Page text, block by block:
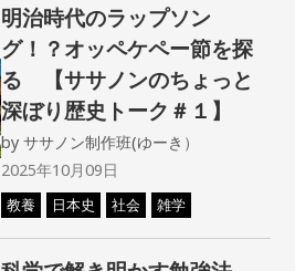
明治時代のラップソン
グ！？オッペケペー節を探
る 【ササノンのちょっと
深ぼり歴史トーク＃１】
byササノン制作班(ゆーき）
2025年10月09日
教養 日本史 社会 雑学